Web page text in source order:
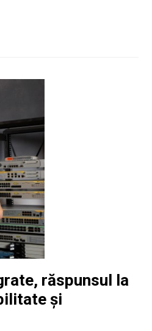
răspunsul la
și